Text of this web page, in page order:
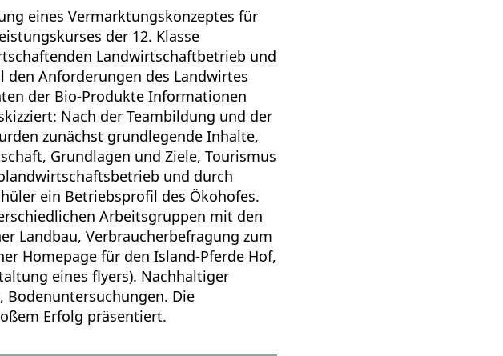
eines Vermarktungskonzeptes für
der 12. Klasse
Landwirtschaftbetrieb und
Anforderungen des Landwirtes
der Bio-Produkte Informationen
Nach der Teambildung und der
zunächst grundlegende Inhalte,
Grundlagen und Ziele, Tourismus
und durch
ein Betriebsprofil des Ökohofes.
Arbeitsgruppen mit den
Landbau, Verbraucherbefragung zum
Homepage für den Island-Pferde Hof,
eines flyers). Nachhaltiger
Bodenuntersuchungen. Die
Erfolg präsentiert.